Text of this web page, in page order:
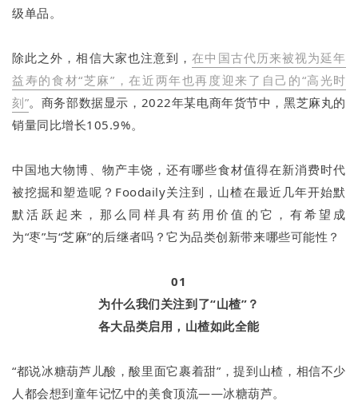
级单品。
除此之外，相信大家也注意到，在中国古代历来被视为延年
益寿的食材“芝麻”，在近两年也再度迎来了自己的“高光时
刻”。商务部数据显示，2022年某电商年货节中，黑芝麻丸的
销量同比增长105.9%。
中国地大物博、物产丰饶，还有哪些食材值得在新消费时代
被挖掘和塑造呢？Foodaily关注到，山楂在最近几年开始默
默活跃起来，那么同样具有药用价值的它，有希望成
为“枣”与“芝麻”的后继者吗？它为品类创新带来哪些可能性？
01
为什么我们关注到了“山楂”？
各大品类启用，山楂如此全能
“都说冰糖葫芦儿酸，酸里面它裹着甜”，提到山楂，相信不少
人都会想到童年记忆中的美食顶流——冰糖葫芦。